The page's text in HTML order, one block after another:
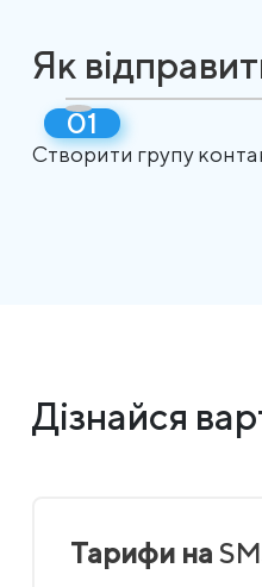
Як
Створити групу
Дізнайся
Тарифи на